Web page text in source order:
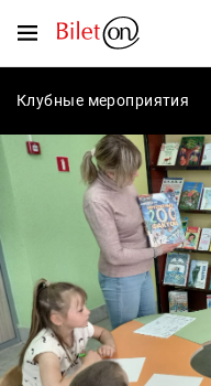
Меню
Клубные мероприятия